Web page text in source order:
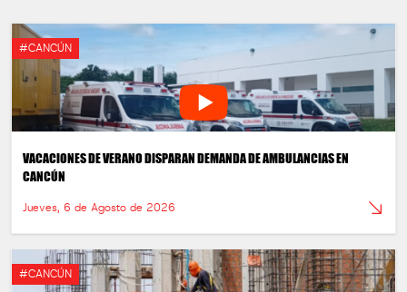
#CANCÚN
VACACIONES DE VERANO DISPARAN DEMANDA DE AMBULANCIAS EN
CANCÚN
Jueves, 6 de Agosto de 2026
#CANCÚN